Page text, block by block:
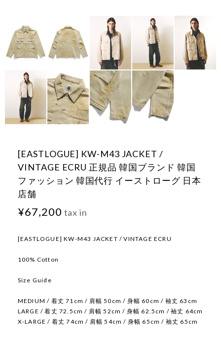
[EASTLOGUE] KW-M43 JACKET /
VINTAGE ECRU 正規品 韓国ブランド 韓国
ファッション 韓国代行 イーストローグ 日本
店舗
¥67,200 tax in
[EASTLOGUE] KW-M43 JACKET / VINTAGE ECRU
100% Cotton
Size Guide
MEDIUM / 着丈 71cm / 肩幅 50cm / 身幅 60cm / 袖丈 63cm
LARGE / 着丈 72.5cm / 肩幅 52cm / 身幅 62.5cm / 袖丈 64cm
X-LARGE / 着丈 74cm / 肩幅 54cm / 身幅 65cm / 袖丈 65cm